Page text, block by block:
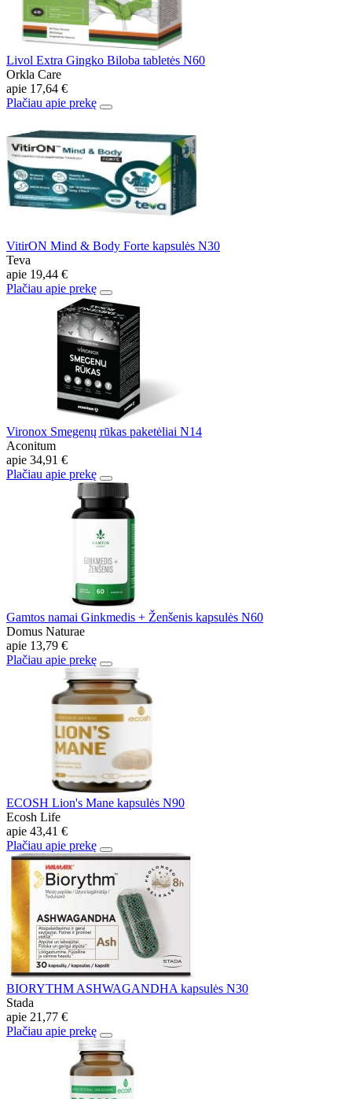
Livol Extra Gingko Biloba tabletės N60
Orkla Care
apie 17,64 €
Plačiau apie prekę
VitirON Mind & Body Forte kapsulės N30
Teva
apie 19,44 €
Plačiau apie prekę
Vironox Smegenų rūkas paketėliai N14
Aconitum
apie 34,91 €
Plačiau apie prekę
Gamtos namai Ginkmedis + Ženšenis kapsulės N60
Domus Naturae
apie 13,79 €
Plačiau apie prekę
ECOSH Lion's Mane kapsulės N90
Ecosh Life
apie 43,41 €
Plačiau apie prekę
BIORYTHM ASHWAGANDHA kapsulės N30
Stada
apie 21,77 €
Plačiau apie prekę